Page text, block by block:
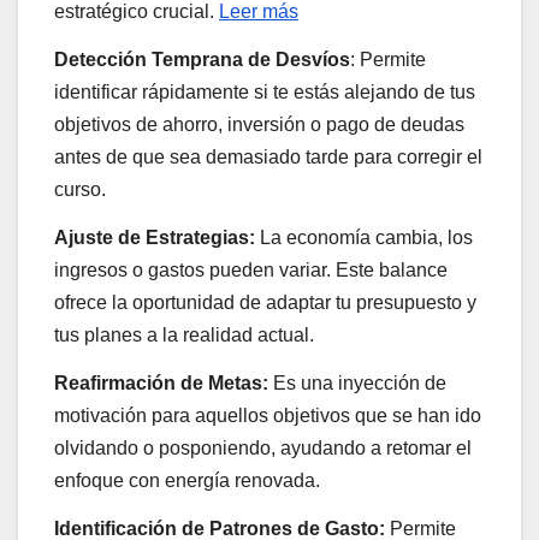
estratégico crucial. Leer más
Detección Temprana de Desvíos: Permite
identificar rápidamente si te estás alejando de tus
objetivos de ahorro, inversión o pago de deudas
antes de que sea demasiado tarde para corregir el
curso.
Ajuste de Estrategias: La economía cambia, los
ingresos o gastos pueden variar. Este balance
ofrece la oportunidad de adaptar tu presupuesto y
tus planes a la realidad actual.
Reafirmación de Metas: Es una inyección de
motivación para aquellos objetivos que se han ido
olvidando o posponiendo, ayudando a retomar el
enfoque con energía renovada.
Identificación de Patrones de Gasto: Permite